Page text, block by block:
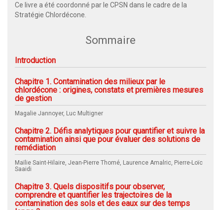
Ce livre a été coordonné par le CPSN dans le cadre de la
Stratégie Chlordécone.
Sommaire
Introduction
Chapitre 1. Contamination des milieux par le
chlordécone : origines, constats et premières mesures
de gestion
Magalie Jannoyer, Luc Multigner
Chapitre 2. Défis analytiques pour quantifier et suivre la
contamination ainsi que pour évaluer des solutions de
remédiation
Maïlie Saint-Hilaire, Jean-Pierre Thomé, Laurence Amalric, Pierre-Loïc
Saaidi
Chapitre 3. Quels dispositifs pour observer,
comprendre et quantifier les trajectoires de la
contamination des sols et des eaux sur des temps